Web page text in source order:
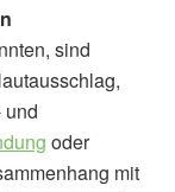
sind
und
oder
mit